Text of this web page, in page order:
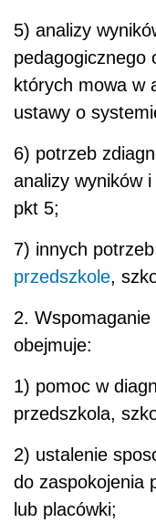
5) analizy
pedagogicznego
których mowa w
ustawy o
6) potrzeb
analizy wyników
pkt 5;
7) innych
przedszkole,
2. Wspomaganie
obejmuje:
1) pomoc w
przedszkola,
2) ustalenie
do zaspokojenia
lub placówki;